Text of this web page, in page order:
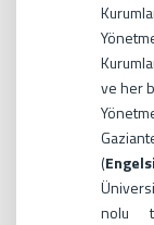
ve her
(
nolu